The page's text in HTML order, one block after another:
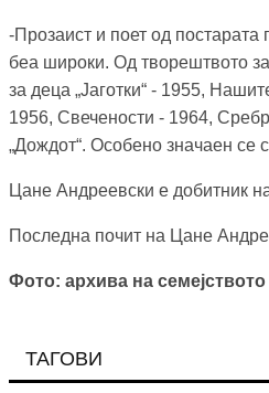
-Прозаист и поет од постарата
беа широки. Од творештвото
за деца „Јаготки“ - 1955,
1956, Свечености - 1964,
„Дождот“. Особено значаен се
Цане Андреевски е добитник
Последна почит на Цане
Фото: архива на
ТАГОВИ